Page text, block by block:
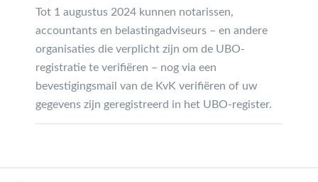
Tot 1 augustus 2024 kunnen notarissen,
accountants en belastingadviseurs – en andere
organisaties die verplicht zijn om de UBO-
registratie te verifiëren – nog via een
bevestigingsmail van de KvK verifiëren of uw
gegevens zijn geregistreerd in het UBO-register.